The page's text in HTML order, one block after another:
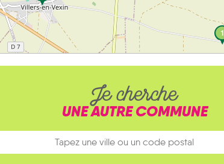
1
Je cherche
UNE AUTRE COMMUNE